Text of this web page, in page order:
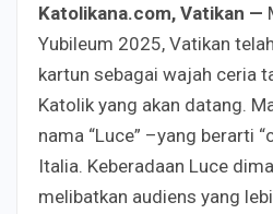
Katolikana.com, Vatikan —
Yubileum 2025, Vatikan
kartun sebagai wajah ceria
Katolik yang akan datang.
nama “Luce” –yang berarti
Italia. Keberadaan Luce
melibatkan audiens yang